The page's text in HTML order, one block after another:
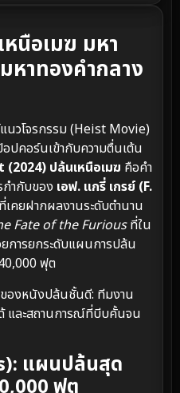
นือเมฆ มหา
หาทองคำกลาง
วโจรกรรม (Heist Movie)
คอร์นเข้ากับความตื่นเต้น
ปล้นเหนือเมฆ คือคำ
ำกับของ เอฟ. แกรี่ เกรย์ (F.
คยฝากผลงานระดับตำนาน
Fate of the Furiousที่ใน
การยกระดับแผนการปล้น
ฟุต
องหนังปล้นชั้นดี: ทีมงาน
และสถานการณ์ที่บีบคั้นจน
แผนปล้นสุด